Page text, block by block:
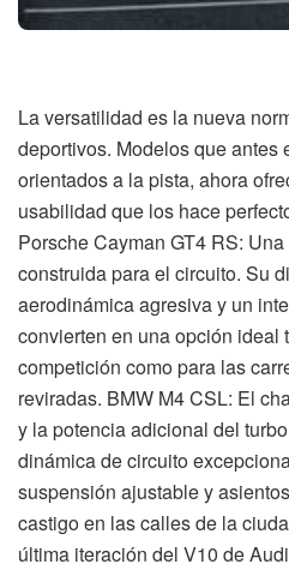
La versatilidad es la nueva
deportivos. Modelos que antes
orientados a la pista, ahora
usabilidad que los hace
Porsche Cayman GT4 RS:
construida para el circuito. Su
aerodinámica agresiva y un
convierten en una opción ideal
competición como para las
reviradas. BMW M4 CSL: El
y la potencia adicional del
dinámica de circuito
suspensión ajustable y
castigo en las calles de la
última iteración del V10 de